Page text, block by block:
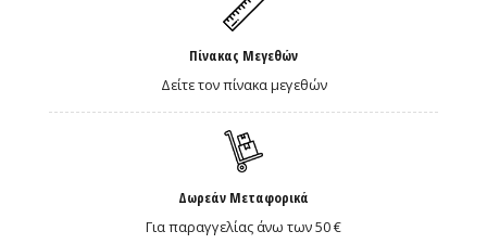
Πίνακας Μεγεθών
Δείτε τον πίνακα μεγεθών
Δωρεάν Μεταφορικά
Για παραγγελίας άνω των 50 €